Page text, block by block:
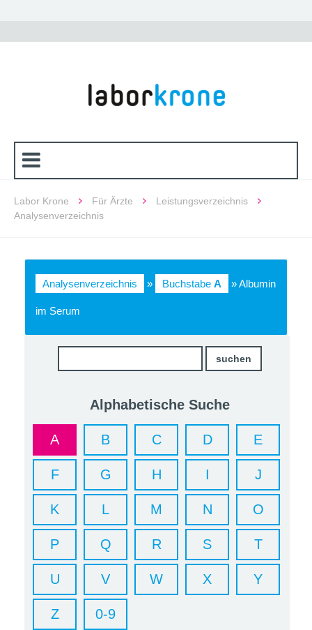
Labor Krone Für Ärzte
Leistungsverzeichnis
Analysenverzeichnis
Analysenverzeichnis » Buchstabe A » Albumin
im Serum
Alphabetische Suche
A B C D E
F G H I J
K L M N O
P Q R S T
U V W X Y
Z 0-9